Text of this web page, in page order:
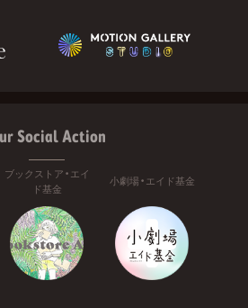
Social Action
ブックストア・エイ
ド基金
小劇場・エイド基金